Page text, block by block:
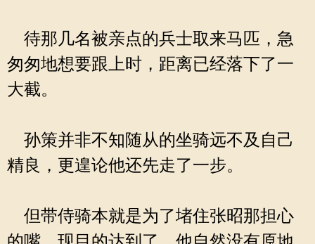
待那几名被亲点的兵士取来马匹，急
匆匆地想要跟上时，距离已经落下了一
大截。
孙策并非不知随从的坐骑远不及自己
精良，更遑论他还先走了一步。
但带侍骑本就是为了堵住张昭那担心